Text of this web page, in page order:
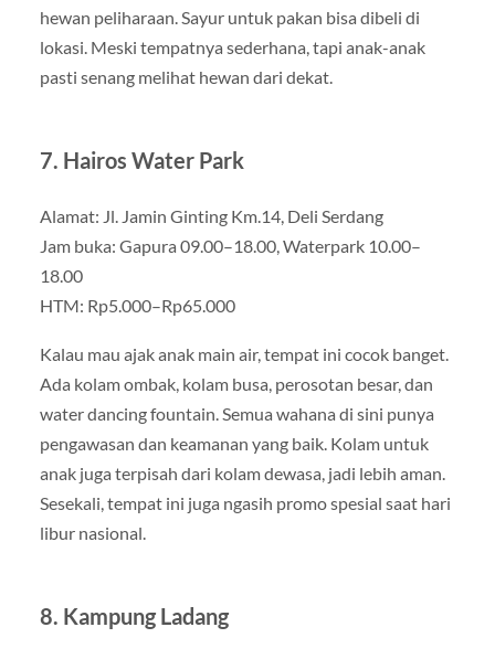
hewan peliharaan. Sayur untuk pakan bisa dibeli di
lokasi. Meski tempatnya sederhana, tapi anak-anak
pasti senang melihat hewan dari dekat.
7. Hairos Water Park
Alamat: Jl. Jamin Ginting Km.14, Deli Serdang
Jam buka: Gapura 09.00–18.00, Waterpark 10.00–
18.00
HTM: Rp5.000–Rp65.000
Kalau mau ajak anak main air, tempat ini cocok banget.
Ada kolam ombak, kolam busa, perosotan besar, dan
water dancing fountain. Semua wahana di sini punya
pengawasan dan keamanan yang baik. Kolam untuk
anak juga terpisah dari kolam dewasa, jadi lebih aman.
Sesekali, tempat ini juga ngasih promo spesial saat hari
libur nasional.
8. Kampung Ladang